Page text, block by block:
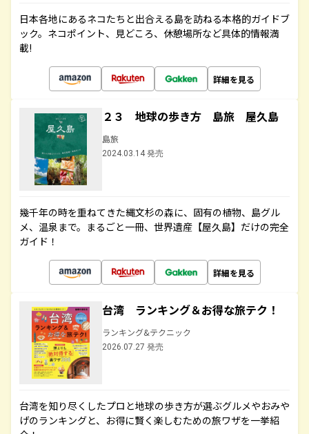
日本各地にあるネコたちと出合える島を訪ねる本格的ガイドブ
ック。ネコポイント、見どころ、休憩場所など具体的情報満
載!
詳細を見る
２３ 地球の歩き方 島旅 屋久島
島旅
2024.03.14 発売
幾千年の時を重ねてきた縄文杉の森に、固有の植物、島グル
メ、温泉まで。まるごと一冊、世界遺産【屋久島】だけの完全
ガイド！
詳細を見る
台湾 ランキング＆お得な旅テク！
ランキング&テクニック
2026.07.27 発売
台湾を知り尽くしたプロと地球の歩き方が選ぶグルメやおみや
げのランキングと、お得に賢く楽しむための旅ワザを一挙紹